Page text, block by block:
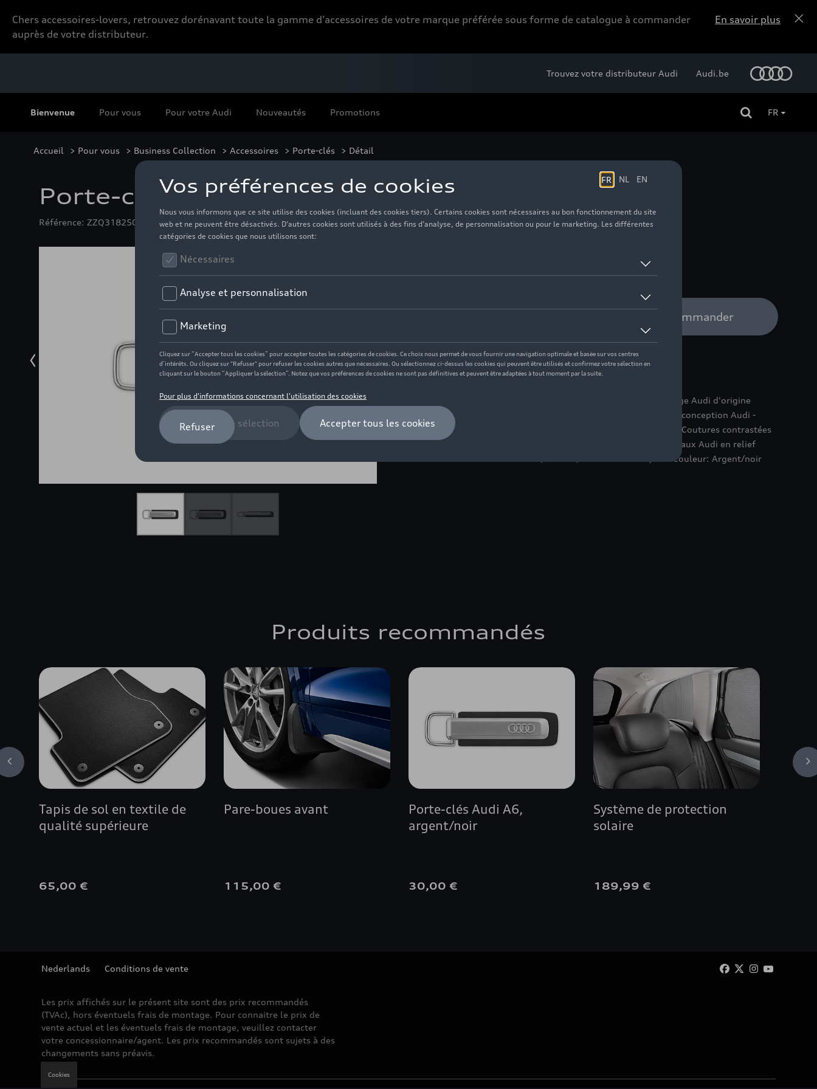
Chers accessoires-lovers, retrouvez dorénavant toute la gamme d’accessoires de votre marque préférée sous forme de catalogue à commander
auprès de votre distributeur.
En savoir plus
Bienvenue Pour vous Pour votre Audi Nouveautés Promotions
Trouvez votre distributeur Audi Audi.be
FR
Accueil > Pour vous > Business Collection > Accessoires > Porte-clés > Détail
Porte-clés Audi A3, argent/noir
Référence: ZZQ3182500400
Contactez votre distributeur Audi pour commander
Description
Détails: Porte-clés en métal en combinaison avec le cuir de siège Audi d'origine
Valcona - Conçu par les designers Audi, basé sur le langage de conception Audi -
Manipulation facile en soulevant et en tournant le porte-clés - Coutures contrastées
rouges - Fabriqué en Allemagne Marquage: Gravure A3 - Anneaux Audi en relief
Dimensions: 87 x 23 x 7 mm (L x l x H) Matériau: Métal, cuir Couleur: Argent/noir
Produits recommandés
Tapis de sol en textile de
qualité supérieure
65,00 €
Pare-boues avant
115,00 €
Porte-clés Audi A6,
argent/noir
30,00 €
Système de protection
solaire
189,99 €
Nederlands Conditions de vente
Les prix affichés sur le présent site sont des prix recommandés
(TVAc), hors éventuels frais de montage. Pour connaitre le prix de
vente actuel et les éventuels frais de montage, veuillez contacter
votre concessionnaire/agent. Les prix recommandés sont sujets à des
changements sans préavis.
Cookies